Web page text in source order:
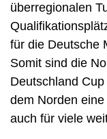
überregionalen
für die Deutsche
Somit sind die
Deutschland
dem Norden
auch für viele